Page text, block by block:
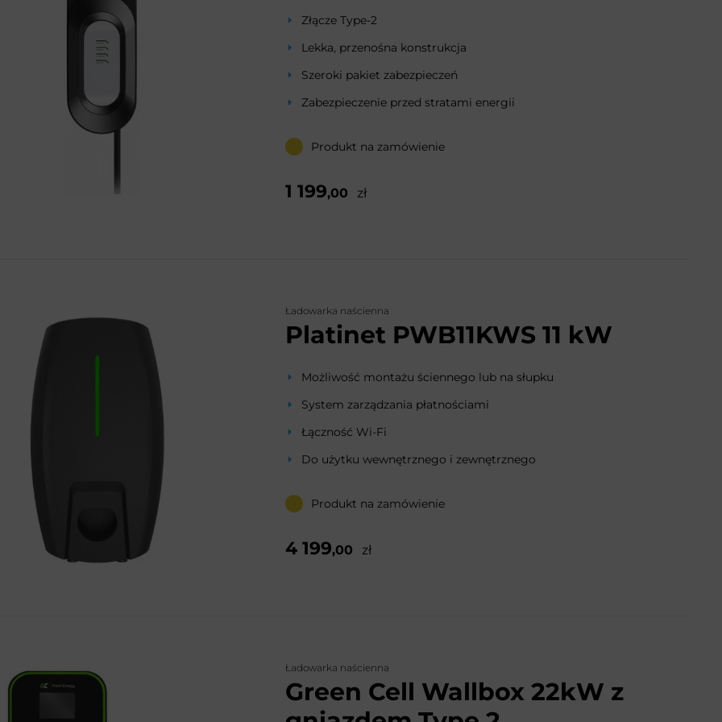
Złącze Type-2
Lekka, przenośna konstrukcja
Szeroki pakiet zabezpieczeń
Zabezpieczenie przed stratami energii
Produkt na zamówienie
1 199,00 zł
Ładowarka naścienna
Platinet PWB11KWS 11 kW
Możliwość montażu ściennego lub na słupku
System zarządzania płatnościami
Łączność Wi-Fi
Do użytku wewnętrznego i zewnętrznego
Produkt na zamówienie
4 199,00 zł
Ładowarka naścienna
Green Cell Wallbox 22kW z